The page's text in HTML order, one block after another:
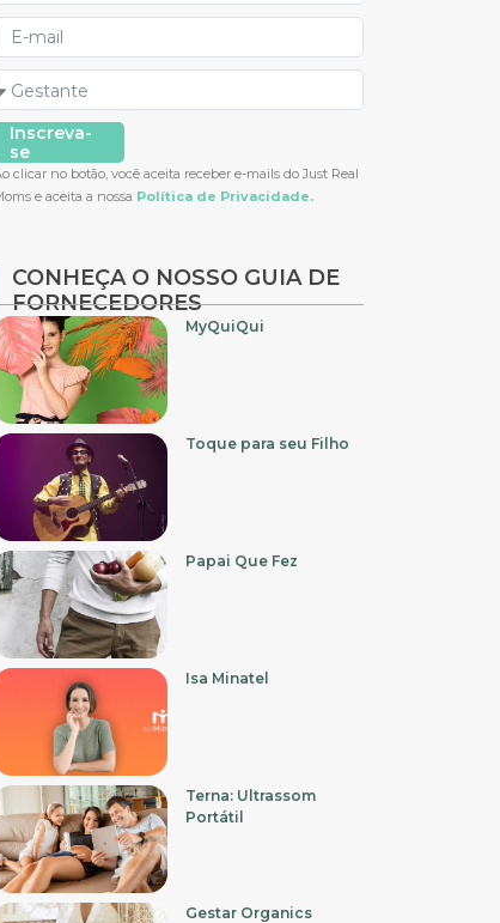
Inscreva-
se
clicar no botão, você aceita receber e-mails do Just Real
e aceita a nossa Política de Privacidade.
CONHEÇA O NOSSO GUIA DE
FORNECEDORES
MyQuiQui
Toque para seu Filho
Papai Que Fez
Isa Minatel
Terna: Ultrassom
Portátil
Gestar Organics